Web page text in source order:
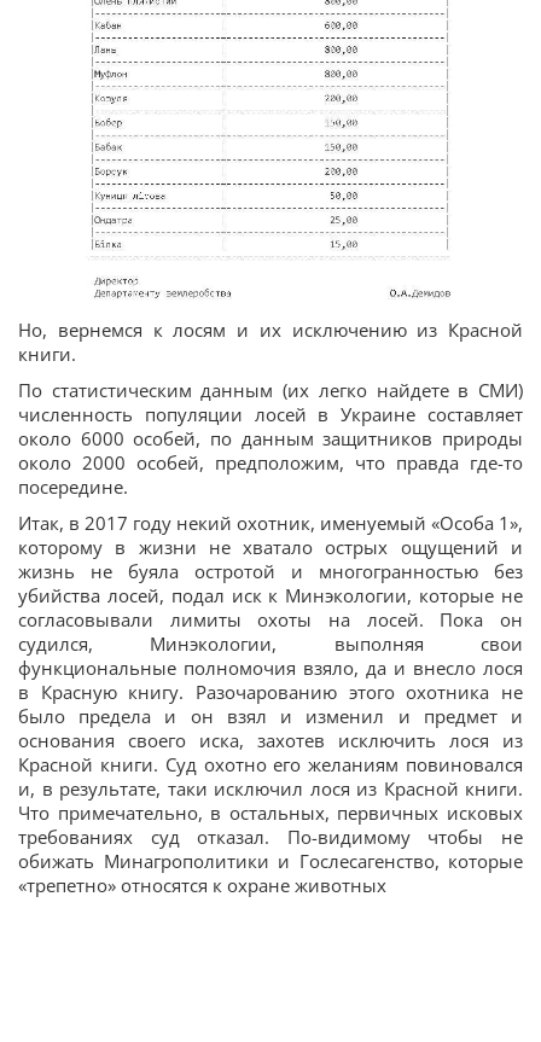
Но, вернемся к лосям и их исключению из Красной
книги.
По статистическим данным (их легко найдете в СМИ)
численность популяции лосей в Украине составляет
около 6000 особей, по данным защитников природы
около 2000 особей, предположим, что правда где-то
посередине.
Итак, в 2017 году некий охотник, именуемый «Особа 1»,
которому в жизни не хватало острых ощущений и
жизнь не буяла остротой и многогранностью без
убийства лосей, подал иск к Минэкологии, которые не
согласовывали лимиты охоты на лосей. Пока он
судился, Минэкологии, выполняя свои
функциональные полномочия взяло, да и внесло лося
в Красную книгу. Разочарованию этого охотника не
было предела и он взял и изменил и предмет и
основания своего иска, захотев исключить лося из
Красной книги. Суд охотно его желаниям повиновался
и, в результате, таки исключил лося из Красной книги.
Что примечательно, в остальных, первичных исковых
требованиях суд отказал. По-видимому чтобы не
обижать Минагрополитики и Гослесагенство, которые
«трепетно» относятся к охране животных